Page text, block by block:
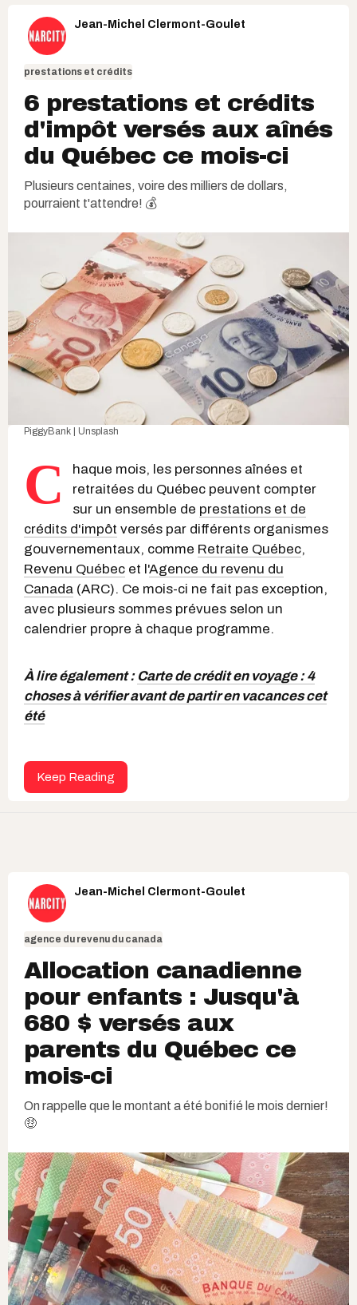
Jean-Michel Clermont-Goulet
prestations et crédits
6 prestations et crédits
d'impôt versés aux aînés
du Québec ce mois-ci
Plusieurs centaines, voire des milliers de dollars,
pourraient t'attendre! 💰
PiggyBank | Unsplash
C
haque mois, les personnes aînées et
retraitées du Québec peuvent compter
sur un ensemble de prestations et de
crédits d'impôt versés par différents organismes
gouvernementaux, comme Retraite Québec,
Revenu Québec et l'Agence du revenu du
Canada (ARC). Ce mois-ci ne fait pas exception,
avec plusieurs sommes prévues selon un
calendrier propre à chaque programme.
À lire également : Carte de crédit en voyage : 4
choses à vérifier avant de partir en vacances cet
été
Keep Reading
Jean-Michel Clermont-Goulet
agence du revenu du canada
Allocation canadienne
pour enfants : Jusqu'à
680 $ versés aux
parents du Québec ce
mois-ci
On rappelle que le montant a été bonifié le mois dernier!
🤑